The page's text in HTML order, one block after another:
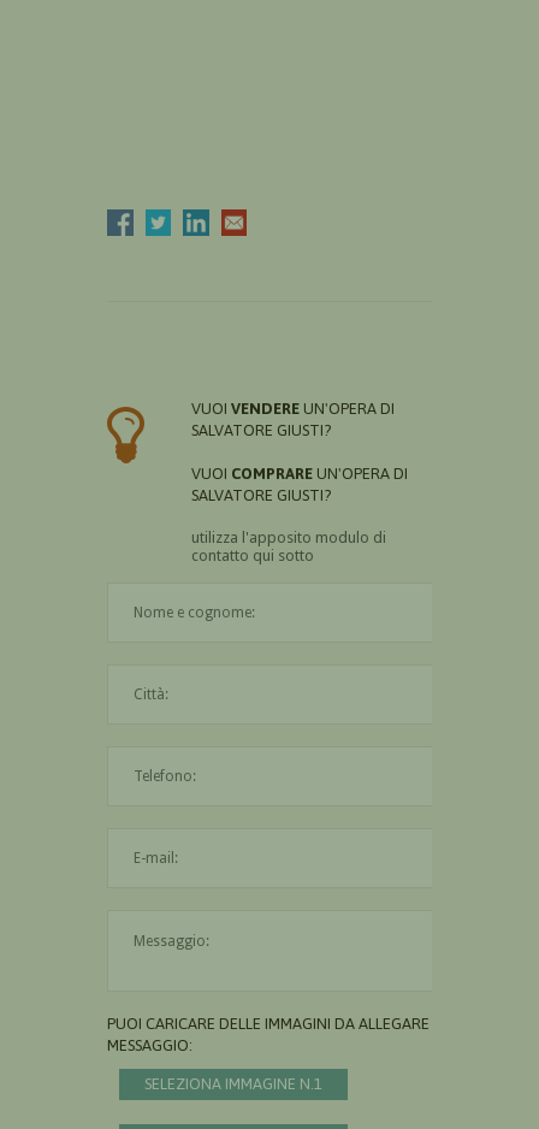
VUOI VENDERE UN'OPERA DI
SALVATORE GIUSTI?
VUOI COMPRARE UN'OPERA DI
SALVATORE GIUSTI?
utilizza l'apposito modulo di
contatto qui sotto
PUOI CARICARE DELLE IMMAGINI DA ALLEGARE AL
MESSAGGIO:
SELEZIONA IMMAGINE N.1